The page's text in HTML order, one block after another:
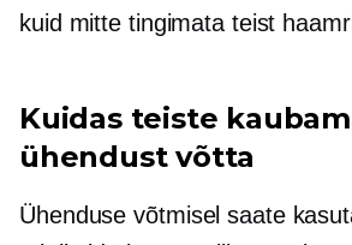
kuid mitte tingimata teist
Kuidas teiste
ühendust võtta
Ühenduse võtmisel saate